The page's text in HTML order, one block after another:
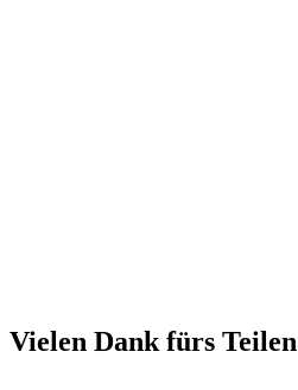
Vielen Dank fürs Teilen